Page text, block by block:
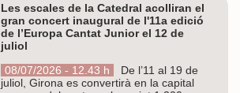
Les escales de la Catedral acolliran el
gran concert inaugural de l'11a edició
de l’Europa Cantat Junior el 12 de
juliol
08/07/2026 - 12.43 h
De l’11 al 19 de
juliol, Girona es convertirà en la capital